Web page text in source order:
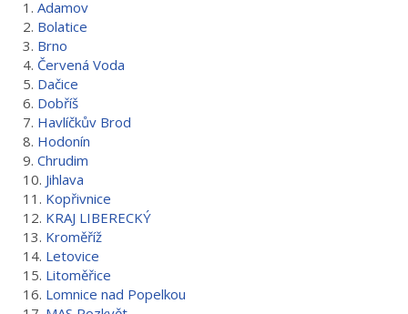
1. Adamov
2. Bolatice
3. Brno
4. Červená Voda
5. Dačice
6. Dobříš
7. Havlíčkův Brod
8. Hodonín
9. Chrudim
10. Jihlava
11. Kopřivnice
12. KRAJ LIBERECKÝ
13. Kroměříž
14. Letovice
15. Litoměřice
16. Lomnice nad Popelkou